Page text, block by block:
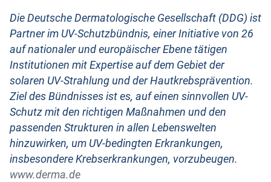
Die Deutsche Dermatologische Gesellschaft (DDG) ist
Partner im UV-Schutzbündnis, einer Initiative von 26
auf nationaler und europäischer Ebene tätigen
Institutionen mit Expertise auf dem Gebiet der
solaren UV-Strahlung und der Hautkrebsprävention.
Ziel des Bündnisses ist es, auf einen sinnvollen UV-
Schutz mit den richtigen Maßnahmen und den
passenden Strukturen in allen Lebenswelten
hinzuwirken, um UV-bedingten Erkrankungen,
insbesondere Krebserkrankungen, vorzubeugen.
www.derma.de